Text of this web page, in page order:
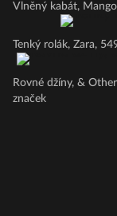
Vlněný kabát,
Tenký rolák, Zara,
Rovné džíny, &
značek